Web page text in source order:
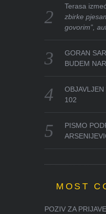
Terasa
zbirke
govorim”,
GORAN
BUDEM
102
PISMO
MOST
POZIV ZA